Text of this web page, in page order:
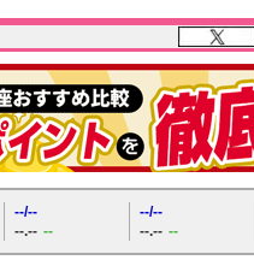
--/--
--.-- --
--/--
--.-- --